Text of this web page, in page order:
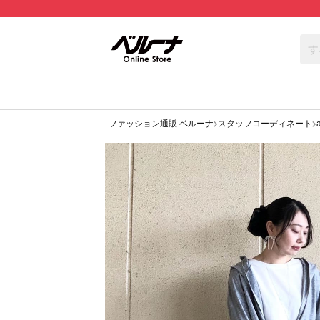
ファッション通販 ベルーナ スタッフコーディネート